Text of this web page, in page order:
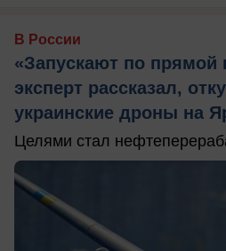
В России
«Запускают по прямой
эксперт рассказал,
украинские дроны на
Целями стал